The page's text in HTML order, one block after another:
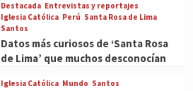
Destacada Entrevistas y reportajes
Iglesia Católica Perú Santa Rosa de Lima
Santos
Datos más curiosos de ‘Santa Rosa
de Lima’ que muchos desconocían
Iglesia Católica Mundo Santos